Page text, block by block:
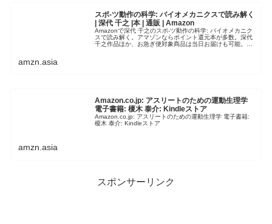
スポ-ツ動作の科学: バイオメカニクスで読み解く
| 深代 千之 |本 | 通販 | Amazon
Amazonで深代 千之のスポ-ツ動作の科学: バイオメカニク
スで読み解く。アマゾンならポイント還元本が多数。深代
千之作品ほか、お急ぎ便対象商品は当日お届けも可能。ま
amzn.asia
Amazon.co.jp: アスリートのための運動生理学
電子書籍: 榎木 泰介: Kindleストア
Amazon.co.jp: アスリートのための運動生理学 電子書籍:
榎木 泰介: Kindleストア
amzn.asia
スポンサーリンク